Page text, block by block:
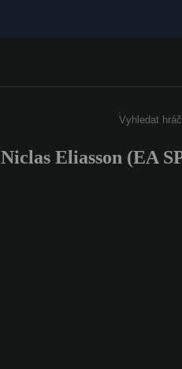
Enter a
Niclas Eliasson (EA